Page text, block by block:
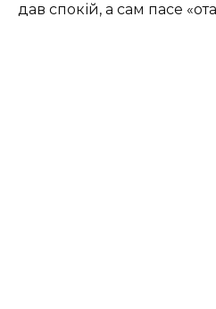
дав спокій, а сам пасе